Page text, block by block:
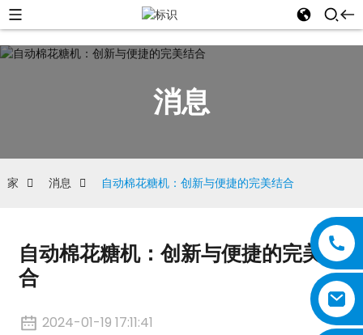
消息
家 消息 自动棉花糖机：创新与便捷的完美结合
自动棉花糖机：创新与便捷的完美结
合
2024-01-19 17:11:41